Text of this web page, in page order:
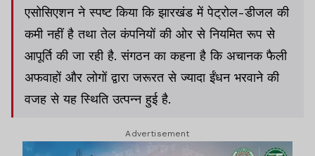
एसोसिएशन ने स्पष्ट किया कि झारखंड में पेट्रोल-डीजल की
कमी नहीं है तथा तेल कंपनियों की ओर से नियमित रूप से
आपूर्ति की जा रही है. संगठन का कहना है कि अचानक फैली
अफवाहों और लोगों द्वारा जरूरत से ज्यादा ईंधन भरवाने की
वजह से यह स्थिति उत्पन्न हुई है.
Advertisement